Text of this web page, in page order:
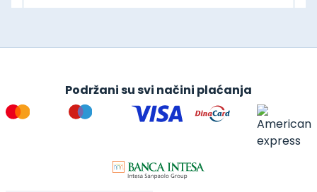
Podržani su svi načini plaćanja